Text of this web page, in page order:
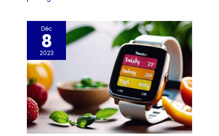
Déc
8
2023